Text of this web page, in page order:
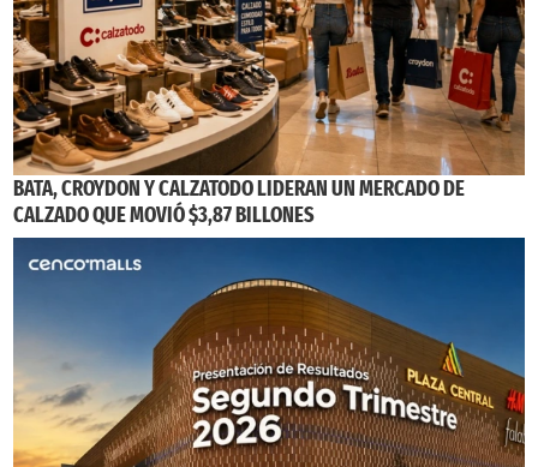
BATA, CROYDON Y CALZATODO LIDERAN UN MERCADO DE
CALZADO QUE MOVIÓ $3,87 BILLONES